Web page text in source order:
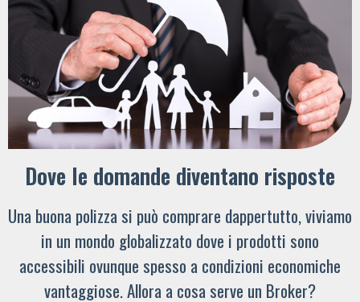
Dove le domande diventano risposte
Una buona polizza si può comprare dappertutto, viviamo
in un mondo globalizzato dove i prodotti sono
accessibili ovunque spesso a condizioni economiche
vantaggiose. Allora a cosa serve un Broker?